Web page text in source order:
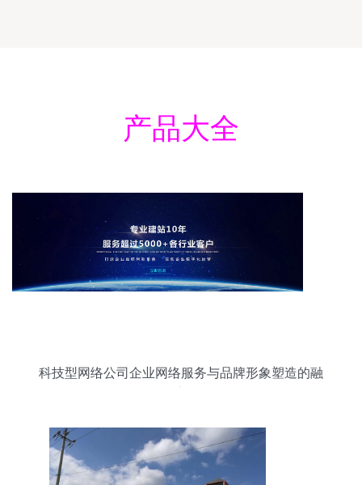
产品大全
科技型网络公司企业网络服务与品牌形象塑造的融